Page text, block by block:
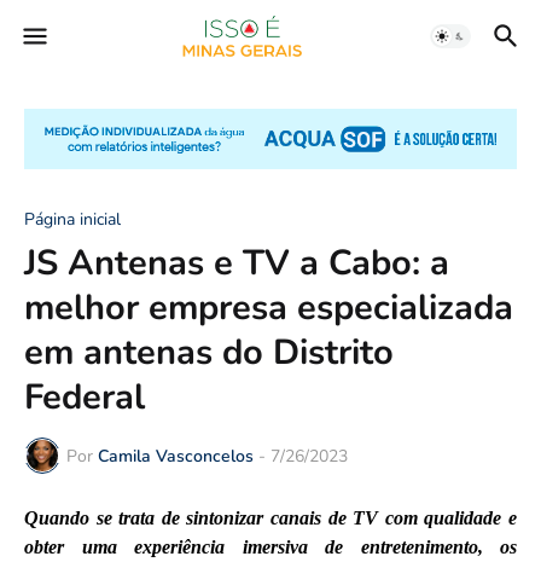
Página inicial
JS Antenas e TV a Cabo: a
melhor empresa especializada
em antenas do Distrito
Federal
Por Camila Vasconcelos - 7/26/2023
Quando se trata de sintonizar canais de TV com qualidade e
obter uma experiência imersiva de entretenimento, os